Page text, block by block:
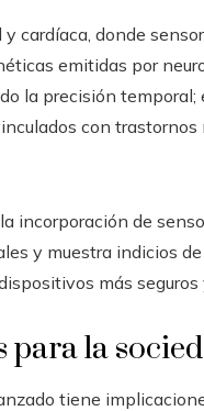
cardíaca, donde
emitidas por
la precisión
con trastornos
incorporación de
y muestra indicios
más seguros
para la
tiene